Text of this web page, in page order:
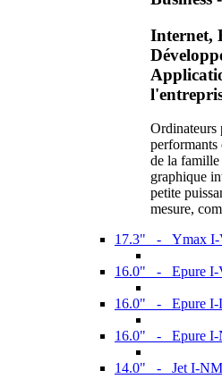
Internet,
Ordinateurs
performants
de la famille
graphique
petite
mesure,
17.3" - Ymax I-
16.0" - Epure I-
16.0" - Epure I-
16.0" - Epure I-
14.0" - Jet I-